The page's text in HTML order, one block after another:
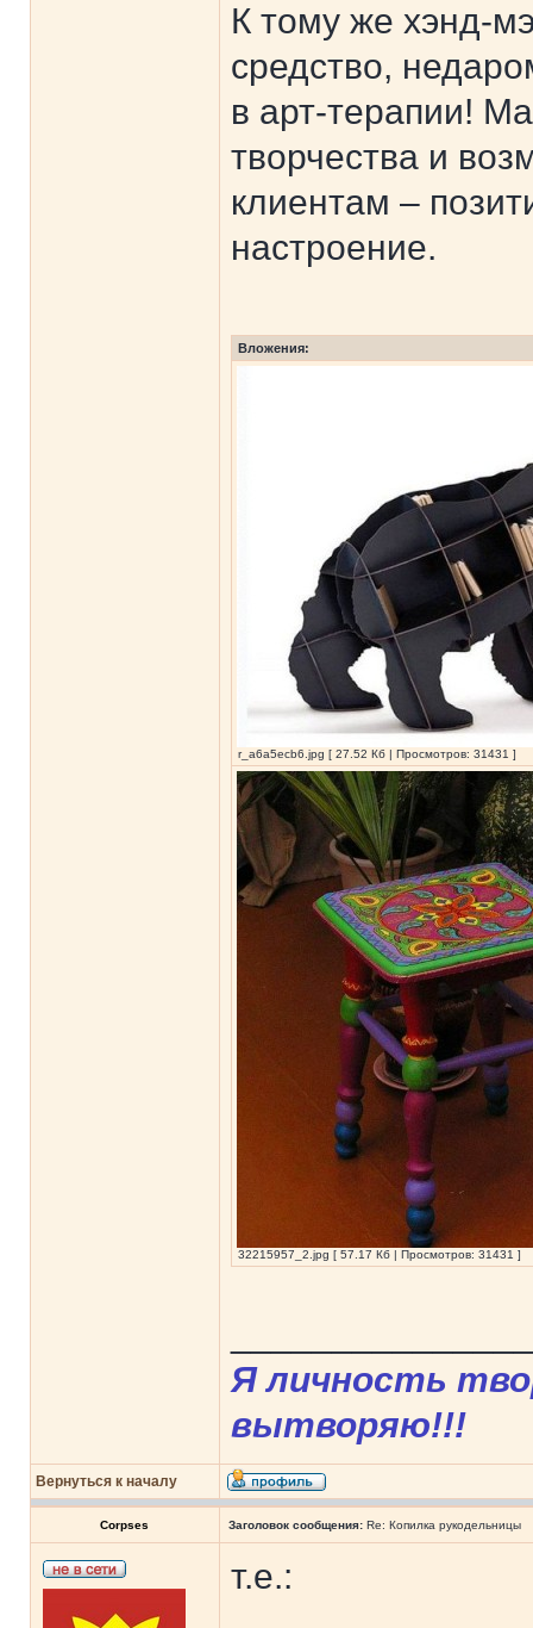
К тому же хэнд-
средство,
в арт-терапии!
творчества и
клиентам –
настроение.
Вложения:
r_a6a5ecb6.jpg [ 27.52 Кб | Просмотров: 31431 ]
32215957_2.jpg [ 57.17 Кб | Просмотров: 31431 ]
Я личность
вытворяю!!!
Вернуться к началу
Corpses Заголовок сообщения: Re: Копилка рукодельницы
т.е.: